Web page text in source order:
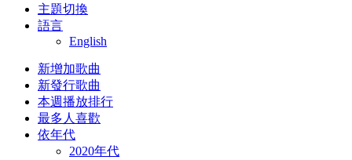
主題切換
語言
English
新增加歌曲
新發行歌曲
本週播放排行
最多人喜歡
依年代
2020年代